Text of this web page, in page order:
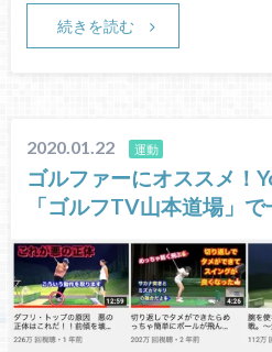
続きを読む
2020.01.22 運動
ゴルファーにオススメ！
「ゴルフTV山本道場」で